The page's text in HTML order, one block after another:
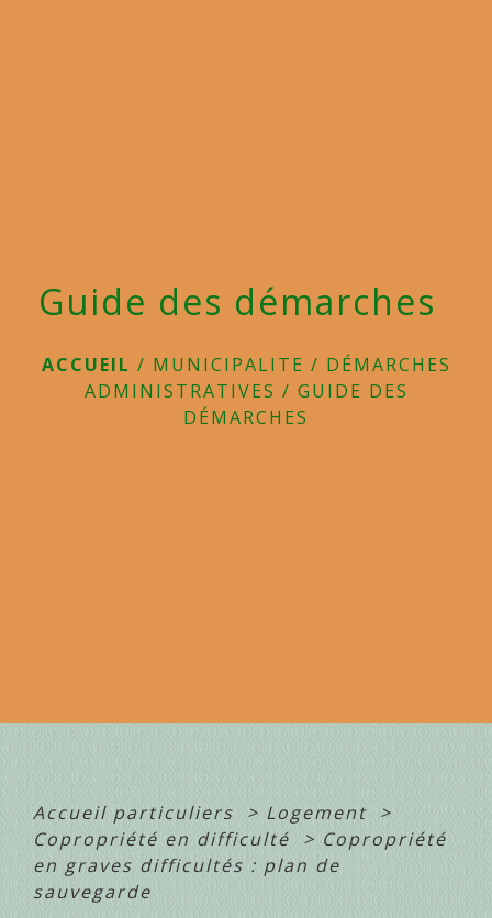
Guide des démarches
ACCUEIL / MUNICIPALITE / DÉMARCHES
ADMINISTRATIVES / GUIDE DES
DÉMARCHES
Accueil particuliers > Logement >
Copropriété en difficulté
> Copropriété
en graves difficultés : plan de
sauvegarde